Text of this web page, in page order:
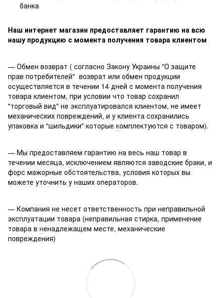
банка
Наш интернет магазин предоставляет гарантию на всю
нашу продукцию с момента получения товара клиентом
— Обмен возврат ( согласно Закону Украины "О защите
прав потребителей" возврат или обмен продукции
осуществляется в течении 14 дней с момента получения
товара клиентом, при условии что товар сохранил
"торговый вид" не эксплуатировался клиентом, не имеет
механических повреждений, и у клиента сохранились
упаковка и "шильдики" которые комплектуются с товаром).
— Мы предоставляем гарантию на весь наш товар в
течении месяца, исключением являются заводские браки, и
форс мажорные обстоятельства, условия которых вы
можете уточнить у наших операторов.
— Компания не несет ответственность при неправильной
эксплуатации товара (неправильная стирка, применение
товара в ненадлежащем месте, механические
повреждения)